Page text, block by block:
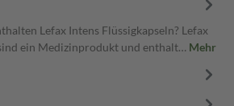
Lefax Intens Flüssigkapseln? Lefax
ein Medizinprodukt und enthalt… Mehr